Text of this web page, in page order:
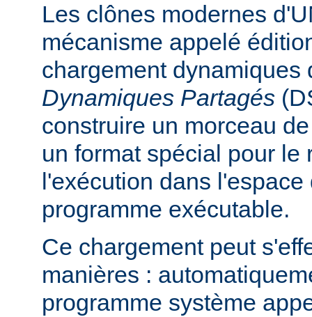
Les clônes modernes
mécanisme appelé
chargement dynamiques
Dynamiques Partagés
construire un morceau
un format spécial pour le
l'exécution dans
programme exécutable.
Ce chargement peut
manières :
programme système